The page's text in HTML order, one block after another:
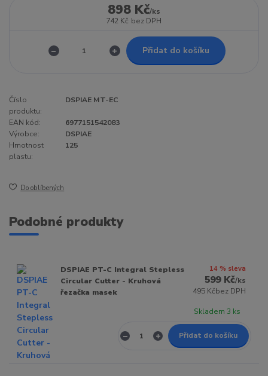
898 Kč/ks
742 Kč bez DPH
Přidat do košíku
Číslo
produktu:
DSPIAE MT-EC
EAN kód:
6977151542083
Výrobce:
DSPIAE
Hmotnost
plastu:
125
Do oblíbených
Podobné produkty
DSPIAE PT-C Integral Stepless
Circular Cutter - Kruhová
řezačka masek
14 % sleva
599 Kč/ks
495 Kčbez DPH
Skladem 3 ks
Přidat do košíku